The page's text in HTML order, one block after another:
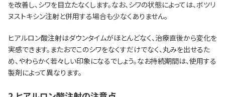
を改善し、シワを目立たなくします。なお、シワの状態によっては、ボツリ
ヌストキシン注射と併用する場合も少なくありません。
ヒアルロン酸注射はダウンタイムがほとんどなく、治療直後から変化を
実感できます。またおでこのシワをなくすだけでなく、丸みを出せるた
め、やわらかく若々しい印象になるでしょう。なお持続期間は、使用する
製剤によって異なります。